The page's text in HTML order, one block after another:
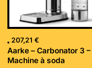
207,21 €
Aarke – Carbonator 3 –
Machine à soda